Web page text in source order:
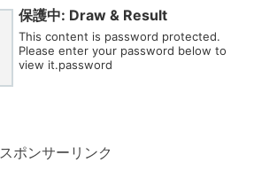
保護中: Draw & Result
This content is password protected.
Please enter your password below to
view it.password
スポンサーリンク